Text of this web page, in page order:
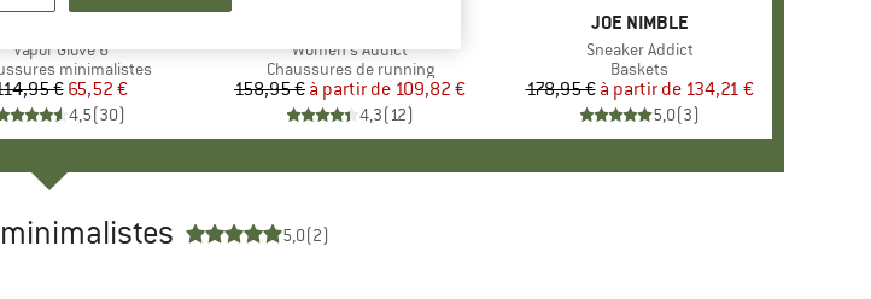
Article
Vapor Glove 6
groupminimalistes
Prix
€Prix réduit
65,52 €
4,5(30)
Article
Women's Addict
Product group
Chaussures de running
Prix
158,95 € Prix réduit
à partir de 109,82 €
4,3(12)
MARQUE
JOE NIMBLE
Article
Sneaker Addict
Product group
Baskets
Prix
178,95 € Prix réduit
à partir de 134,21 €
5,0(3)
5,0(2)